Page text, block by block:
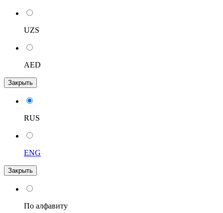
UZS
AED
Закрыть
RUS
ENG
Закрыть
По алфавиту